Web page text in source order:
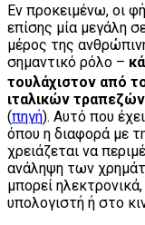
Εν προκειμένω, οι
επίσης μία μεγάλη
μέρος της
σημαντικό ρόλο –
τουλάχιστον από
ιταλικών τραπεζών
(πηγή). Αυτό που
όπου η διαφορά με
χρειάζεται να
ανάληψη των
μπορεί
υπολογιστή ή στο